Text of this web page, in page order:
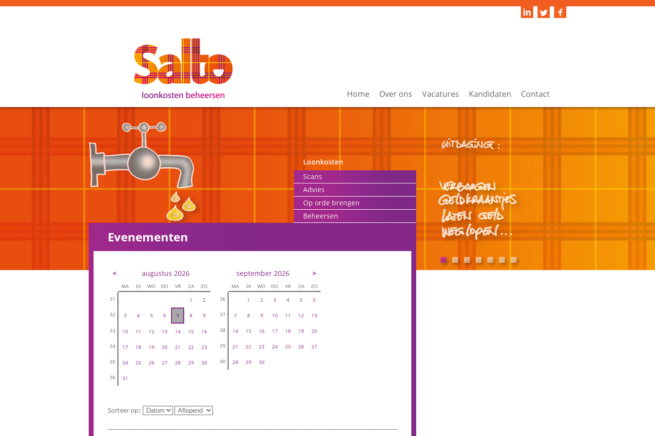
Home Over ons Vacatures Kandidaten Contact
Loonkosten
Scans
Advies
Op orde brengen
Beheersen
Evenementen
< augustus 2026
MA DI WO DO VR ZA
ZO
31
1 2
32 3 4 5 6 7 8 9
33 10 11 12 13 14 15 16
34 17 18 19 20 21 22 23
35 24 25 26 27 28 29 30
36 31
september 2026 >
MA DI WO DO VR ZA
ZO
36
1 2 3 4 5 6
37 7 8 9 10 11 12 13
38 14 15 16 17 18 19 20
39 21 22 23 24 25 26 27
40 28 29 30
Sorteer op::